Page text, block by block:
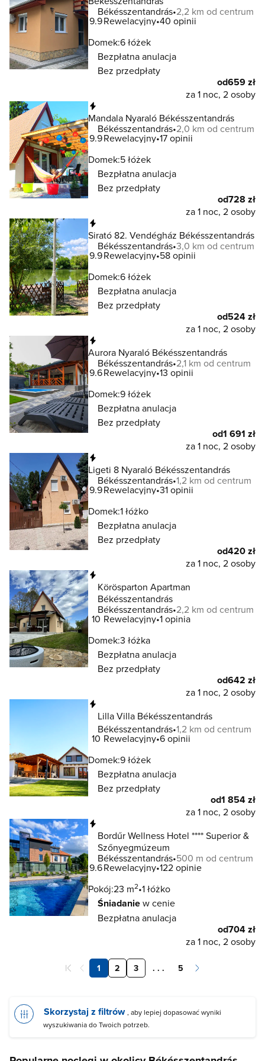
Békésszentandrás 2,2 km od centrum
9.9Rewelacyjny 40 opinii
Domek:6 łóżek
Bezpłatna anulacja
Bez przedpłaty
od659 zł
za 1 noc, 2 osoby
Mandala Nyaraló Békésszentandrás
Békésszentandrás 2,0 km od centrum
9.9Rewelacyjny 17 opinii
Domek:5 łóżek
Bezpłatna anulacja
Bez przedpłaty
od728 zł
za 1 noc, 2 osoby
Sirató 82. Vendégház Békésszentandrás
Békésszentandrás 3,0 km od centrum
9.9Rewelacyjny 58 opinii
Domek:6 łóżek
Bezpłatna anulacja
Bez przedpłaty
od524 zł
za 1 noc, 2 osoby
Aurora Nyaraló Békésszentandrás
Békésszentandrás 2,1 km od centrum
9.6Rewelacyjny 13 opinii
Domek:9 łóżek
Bezpłatna anulacja
Bez przedpłaty
od1 691 zł
za 1 noc, 2 osoby
Ligeti 8 Nyaraló Békésszentandrás
Békésszentandrás 1,2 km od centrum
9.9Rewelacyjny 31 opinii
Domek:1 łóżko
Bezpłatna anulacja
Bez przedpłaty
od420 zł
za 1 noc, 2 osoby
Körösparton Apartman
Békésszentandrás
Békésszentandrás 2,2 km od centrum
10 Rewelacyjny 1 opinia
Domek:3 łóżka
Bezpłatna anulacja
Bez przedpłaty
od642 zł
za 1 noc, 2 osoby
Lilla Villa Békésszentandrás
Békésszentandrás 1,2 km od centrum
10 Rewelacyjny 6 opinii
Domek:9 łóżek
Bezpłatna anulacja
Bez przedpłaty
od1 854 zł
za 1 noc, 2 osoby
Bordűr Wellness Hotel **** Superior &
Szőnyegmúzeum
Békésszentandrás 500 m od centrum
9.6Rewelacyjny 122 opinie
Pokój:23 m2 1 łóżko
Śniadaniew cenie
Bezpłatna anulacja
od704 zł
za 1 noc, 2 osoby
1 2 3 . . . 5
Skorzystaj z filtrów , aby lepiej dopasować wyniki
wyszukiwania do Twoich potrzeb.